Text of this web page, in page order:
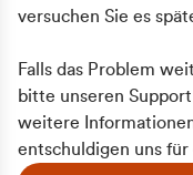
versuchen Sie es
Falls das Problem
bitte unseren
weitere
entschuldigen uns